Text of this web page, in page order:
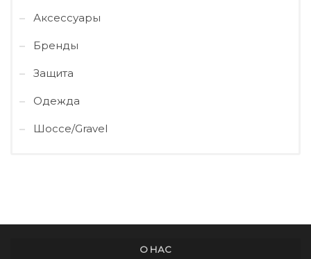
Аксессуары
Бренды
Защита
Одежда
Шоссе/Gravel
О НАС